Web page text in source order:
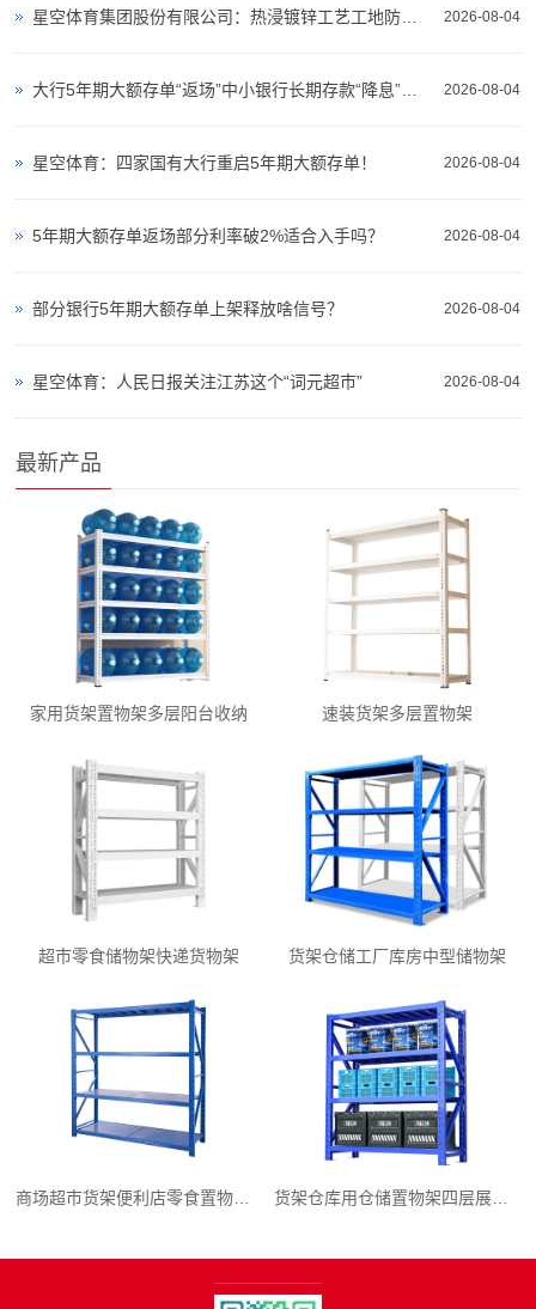
2026-08-04
2026-08-04
2026-08-04
星空体育：四家国有大行重启5年期大额存单！
2026-08-04
5年期大额存单返场部分利率破2%适合入手吗？
2026-08-04
部分银行5年期大额存单上架释放啥信号？
2026-08-04
星空体育：人民日报关注江苏这个“词元超市”
最新产品
家用货架置物架多层阳台收纳 速装货架多层置物架
超市零食储物架快递货物架 货架仓储工厂库房中型储物架
货架仓库用仓储置物架四层展示架